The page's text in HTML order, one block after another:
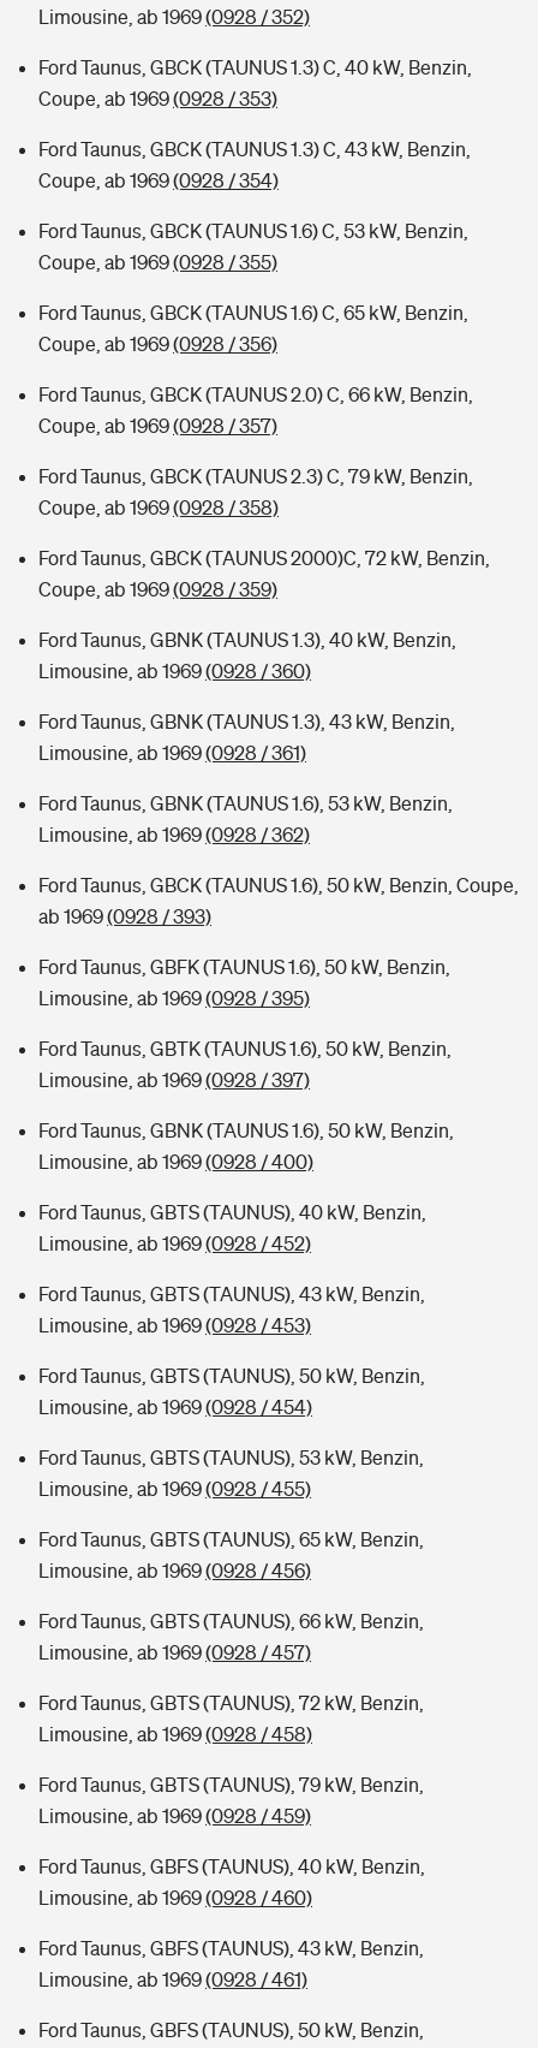
Limousine, ab 1969(0928 / 352)
Ford Taunus, GBCK (TAUNUS 1.3) C, 40 kW, Benzin,
Coupe, ab 1969(0928 / 353)
Ford Taunus, GBCK (TAUNUS 1.3) C, 43 kW, Benzin,
Coupe, ab 1969(0928 / 354)
Ford Taunus, GBCK (TAUNUS 1.6) C, 53 kW, Benzin,
Coupe, ab 1969(0928 / 355)
Ford Taunus, GBCK (TAUNUS 1.6) C, 65 kW, Benzin,
Coupe, ab 1969(0928 / 356)
Ford Taunus, GBCK (TAUNUS 2.0) C, 66 kW, Benzin,
Coupe, ab 1969(0928 / 357)
Ford Taunus, GBCK (TAUNUS 2.3) C, 79 kW, Benzin,
Coupe, ab 1969(0928 / 358)
Ford Taunus, GBCK (TAUNUS 2000)C, 72 kW, Benzin,
Coupe, ab 1969(0928 / 359)
Ford Taunus, GBNK (TAUNUS 1.3), 40 kW, Benzin,
Limousine, ab 1969(0928 / 360)
Ford Taunus, GBNK (TAUNUS 1.3), 43 kW, Benzin,
Limousine, ab 1969(0928 / 361)
Ford Taunus, GBNK (TAUNUS 1.6), 53 kW, Benzin,
Limousine, ab 1969(0928 / 362)
Ford Taunus, GBCK (TAUNUS 1.6), 50 kW, Benzin, Coupe,
ab 1969(0928 / 393)
Ford Taunus, GBFK (TAUNUS 1.6), 50 kW, Benzin,
Limousine, ab 1969(0928 / 395)
Ford Taunus, GBTK (TAUNUS 1.6), 50 kW, Benzin,
Limousine, ab 1969(0928 / 397)
Ford Taunus, GBNK (TAUNUS 1.6), 50 kW, Benzin,
Limousine, ab 1969(0928 / 400)
Ford Taunus, GBTS (TAUNUS), 40 kW, Benzin,
Limousine, ab 1969(0928 / 452)
Ford Taunus, GBTS (TAUNUS), 43 kW, Benzin,
Limousine, ab 1969(0928 / 453)
Ford Taunus, GBTS (TAUNUS), 50 kW, Benzin,
Limousine, ab 1969(0928 / 454)
Ford Taunus, GBTS (TAUNUS), 53 kW, Benzin,
Limousine, ab 1969(0928 / 455)
Ford Taunus, GBTS (TAUNUS), 65 kW, Benzin,
Limousine, ab 1969(0928 / 456)
Ford Taunus, GBTS (TAUNUS), 66 kW, Benzin,
Limousine, ab 1969(0928 / 457)
Ford Taunus, GBTS (TAUNUS), 72 kW, Benzin,
Limousine, ab 1969(0928 / 458)
Ford Taunus, GBTS (TAUNUS), 79 kW, Benzin,
Limousine, ab 1969(0928 / 459)
Ford Taunus, GBFS (TAUNUS), 40 kW, Benzin,
Limousine, ab 1969(0928 / 460)
Ford Taunus, GBFS (TAUNUS), 43 kW, Benzin,
Limousine, ab 1969(0928 / 461)
Ford Taunus, GBFS (TAUNUS), 50 kW, Benzin,